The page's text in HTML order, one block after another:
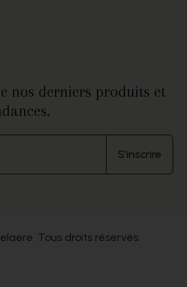
nos derniers produits et
S'inscrire
Tous droits réservés.